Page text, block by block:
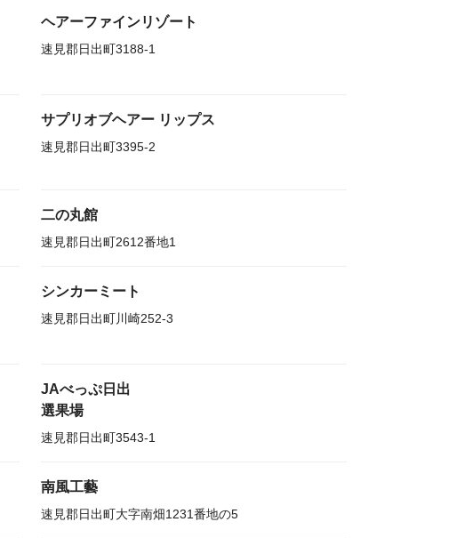
ヘアーファインリゾート
速見郡日出町3188-1
サプリオブヘアー リップス
速見郡日出町3395-2
二の丸館
速見郡日出町2612番地1
シンカーミート
速見郡日出町川崎252-3
JAべっぷ日出
選果場
速見郡日出町3543-1
南風工藝
速見郡日出町大字南畑1231番地の5